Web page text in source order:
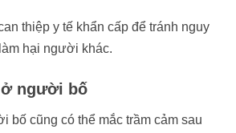
thiệp y tế khẩn cấp để tránh nguy
hại người khác.
ở người bố
bố cũng có thể mắc trầm cảm sau